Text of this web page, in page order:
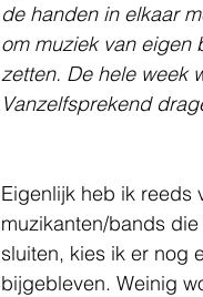
de handen in elkaar
om muziek van
zetten. De hele week
Vanzelfsprekend
Eigenlijk heb ik reeds
muzikanten/bands
sluiten, kies ik er nog
bijgebleven. Weinig